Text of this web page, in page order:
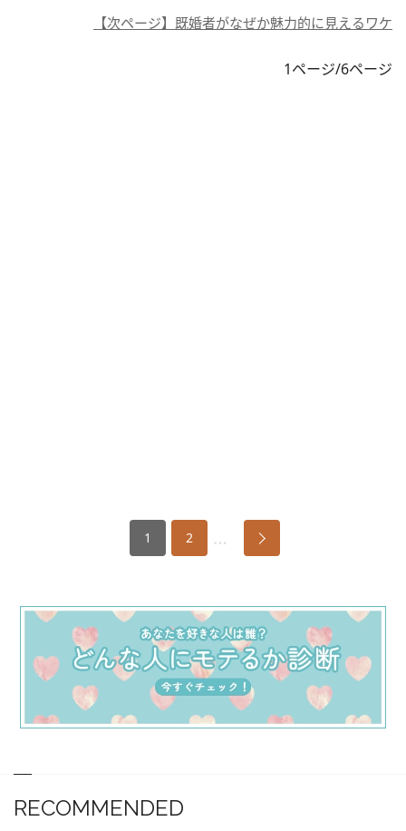
【次ページ】既婚者がなぜか魅力的に見えるワケ
1ページ/6ページ
1 2 …
RECOMMENDED